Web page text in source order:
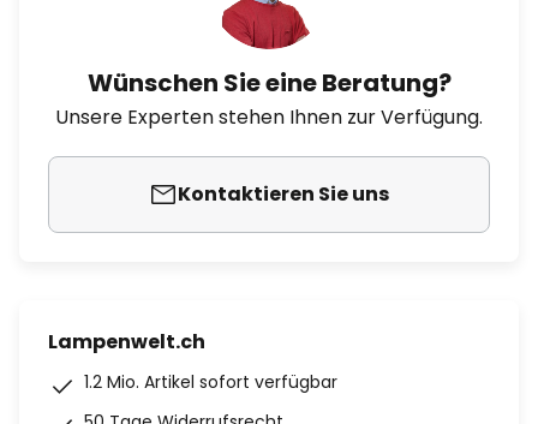
Wünschen Sie eine Beratung?
Unsere Experten stehen Ihnen zur Verfügung.
Kontaktieren Sie uns
Lampenwelt.ch
1.2 Mio. Artikel sofort verfügbar